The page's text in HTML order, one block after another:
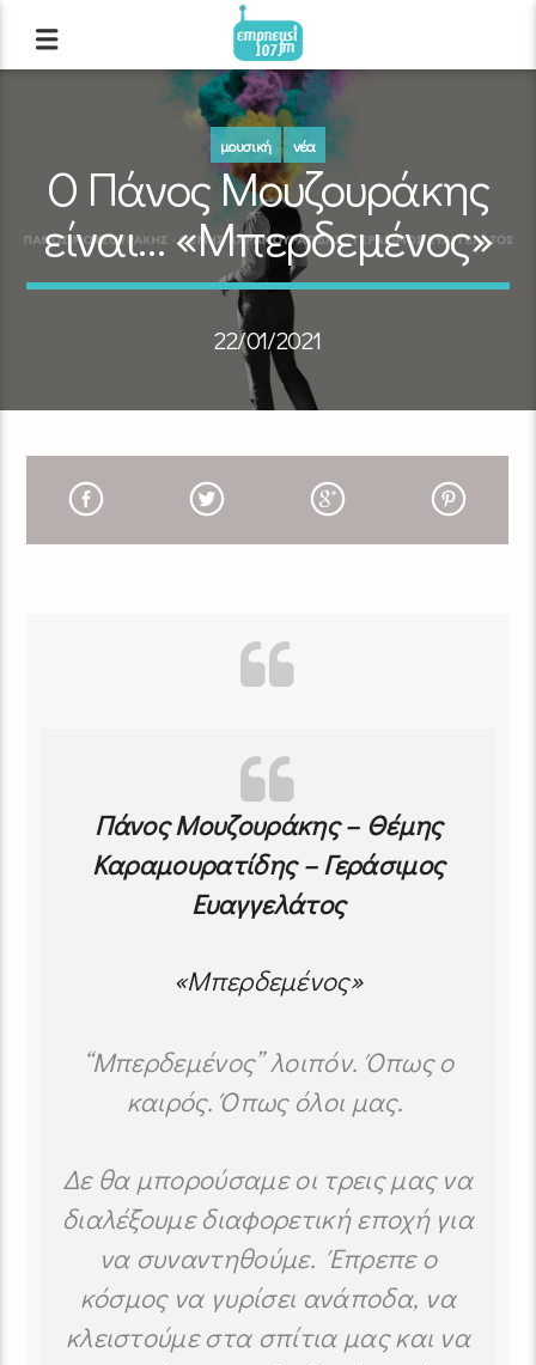
μουσική νέα
Ο Πάνος Μουζουράκης
είναι… «Μπερδεμένος»
22/01/2021
Πάνος Μουζουράκης – Θέμης
Καραμουρατίδης – Γεράσιμος
Ευαγγελάτος
«Μπερδεμένος»
“Μπερδεμένος” λοιπόν. Όπως ο
καιρός. Όπως όλοι μας.
Δε θα μπορούσαμε οι τρεις μας να
διαλέξουμε διαφορετική εποχή για
να συναντηθούμε. Έπρεπε ο
κόσμος να γυρίσει ανάποδα, να
κλειστούμε στα σπίτια μας και να